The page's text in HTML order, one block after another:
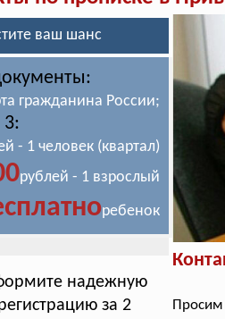
ваш шанс
гражданина России;
- 1 человек (квартал)
рублей - 1 взрослый
ребенок
надежную
за 2
Просим